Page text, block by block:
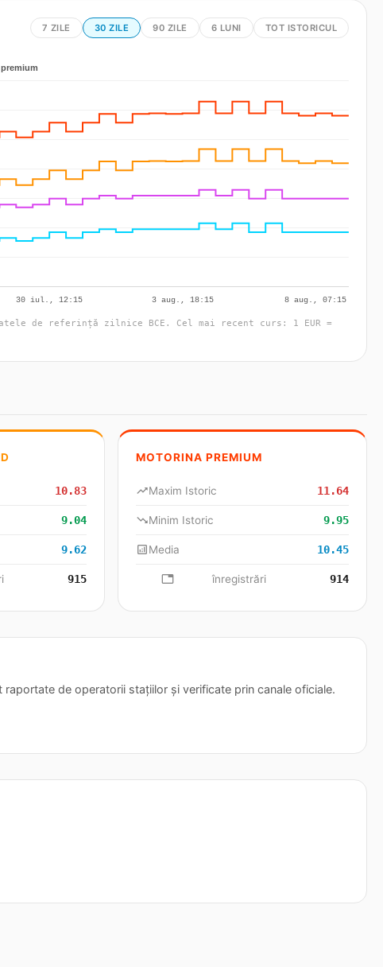
7 ZILE 30 ZILE 90 ZILE 6 LUNI TOT ISTORICUL
de referință zilnice BCE. Cel mai recent curs: 1 EUR =
10.83
9.04
9.62
915
MOTORINA PREMIUM
trending_upMaxim Istoric 11.64
trending_downMinim Istoric 9.95
analyticsMedia 10.45
database înregistrări 914
raportate de operatorii stațiilor și verificate prin canale oficiale.